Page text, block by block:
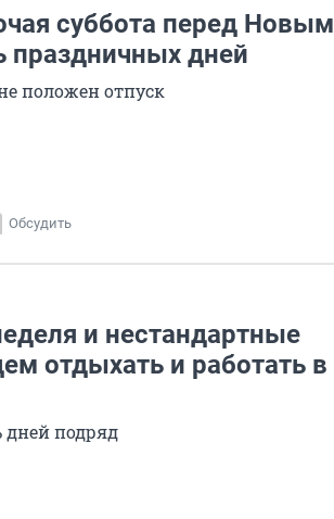
суббота перед Новым
праздничных дней
положен отпуск
Обсудить
и нестандартные
отдыхать и работать в
дней подряд